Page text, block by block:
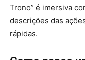
Trono” é imersiva
descrições das
rápidas.